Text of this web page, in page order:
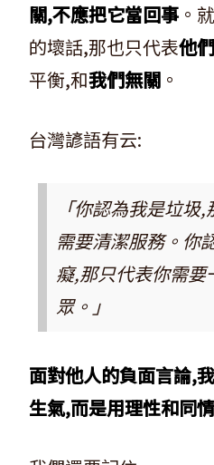
關,不應把它當回事。
的壞話,那也只代表他
平衡,和我們無關。
台灣諺語有云:
「你認為我是垃圾
需要清潔服務。你
癡,那只代表你需要
眾。」
面對他人的負面言論,
生氣,而是用理性和同